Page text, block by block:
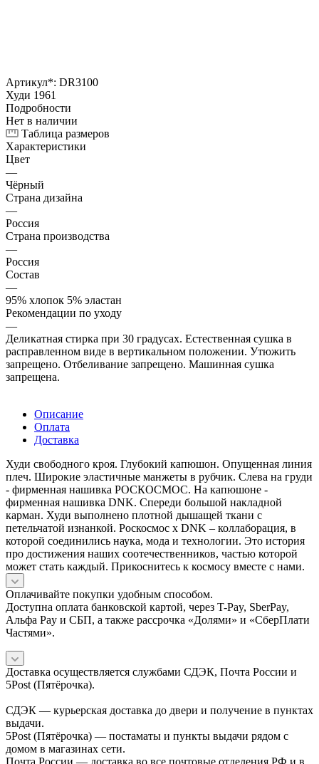
Артикул*: DR3100
Худи 1961
Подробности
Нет в наличии
Таблица размеров
Характеристики
Цвет
—
Чёрный
Страна дизайна
—
Россия
Страна производства
—
Россия
Состав
—
95% хлопок 5% эластан
Рекомендации по уходу
—
Деликатная стирка при 30 градусах. Естественная сушка в
расправленном виде в вертикальном положении. Утюжить
запрещено. Отбеливание запрещено. Машинная сушка
запрещена.
Описание
Оплата
Доставка
Худи свободного кроя. Глубокий капюшон. Опущенная линия
плеч. Широкие эластичные манжеты в рубчик. Слева на груди
- фирменная нашивка РОСКОСМОС. На капюшоне -
фирменная нашивка DNK. Спереди большой накладной
карман. Худи выполнено плотной дышащей ткани с
петельчатой изнанкой. Роскосмос x DNK – коллаборация, в
которой соединились наука, мода и технологии. Это история
про достижения наших соотечественников, частью которой
может стать каждый. Прикоснитесь к космосу вместе с нами.
Оплачивайте покупки удобным способом.
Доступна оплата банковской картой, через T-Pay, SberPay,
Альфа Pay и СБП, а также рассрочка «Долями» и «СберПлати
Частями».
Доставка осуществляется службами СДЭК, Почта России и
5Post (Пятёрочка).
СДЭК — курьерская доставка до двери и получение в пунктах
выдачи.
5Post (Пятёрочка) — постаматы и пункты выдачи рядом с
домом в магазинах сети.
Почта России — доставка во все почтовые отделения РФ и в